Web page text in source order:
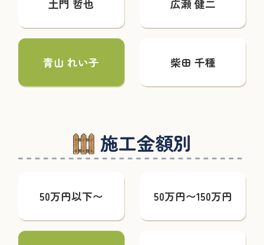
土門 哲也 広瀬 健二
青山 れい子 柴田 千種
施工金額別
50万円以下〜 50万円〜150万円